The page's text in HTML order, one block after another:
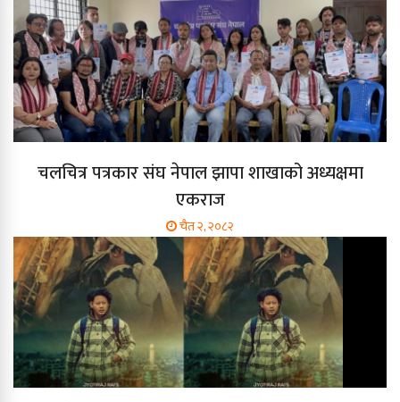
चलचित्र पत्रकार संघ नेपाल झापा शाखाको अध्यक्षमा
एकराज
चैत २, २०८२